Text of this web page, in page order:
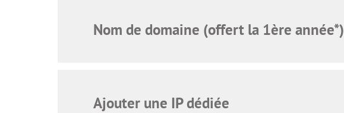
Nom de domaine (offert la 1ère année*)
Ajouter une IP dédiée